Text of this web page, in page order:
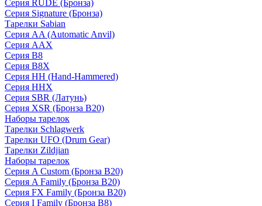
Серия RUDE (Бронза)
Серия Signature (Бронза)
Тарелки Sabian
Серия AA (Automatic Anvil)
Серия AAX
Серия B8
Серия B8X
Серия HH (Hand-Hammered)
Серия HHX
Серия SBR (Латунь)
Серия XSR (Бронза B20)
Наборы тарелок
Тарелки Schlagwerk
Тарелки UFO (Drum Gear)
Тарелки Zildjian
Наборы тарелок
Серия A Custom (Бронза B20)
Серия A Family (Бронза B20)
Серия FX Family (Бронза B20)
Серия I Family (Бронза B8)